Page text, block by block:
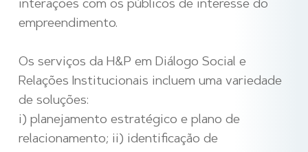
interações com os públicos de interesse do
empreendimento.
Os serviços da H&P em Diálogo Social e
Relações Institucionais incluem uma variedade
de soluções:
i) planejamento estratégico e plano de
relacionamento; ii ) identificação de